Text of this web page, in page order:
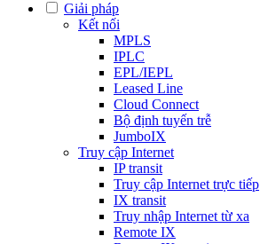
Giải pháp
Kết nối
MPLS
IPLC
EPL/IEPL
Leased Line
Cloud Connect
Bộ định tuyến trễ
JumboIX
Truy cập Internet
IP transit
Truy cập Internet trực tiếp
IX transit
Truy nhập Internet từ xa
Remote IX